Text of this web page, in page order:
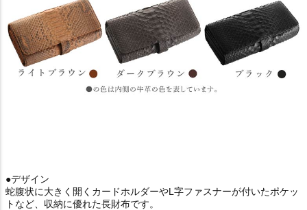
●デザイン
蛇腹状に大きく開くカードホルダーやL字ファスナーが付いたポケッ
トなど、収納に優れた長財布です。